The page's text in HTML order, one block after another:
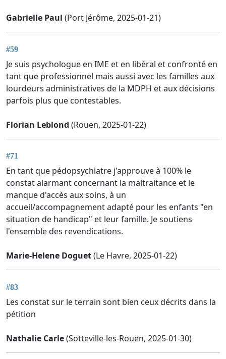
Gabrielle Paul (Port Jérôme, 2025-01-21)
#59
Je suis psychologue en IME et en libéral et confronté en
tant que professionnel mais aussi avec les familles aux
lourdeurs administratives de la MDPH et aux décisions
parfois plus que contestables.
Florian Leblond (Rouen, 2025-01-22)
#71
En tant que pédopsychiatre j'approuve à 100% le
constat alarmant concernant la maltraitance et le
manque d'accès aux soins, à un
accueil/accompagnement adapté pour les enfants "en
situation de handicap" et leur famille. Je soutiens
l'ensemble des revendications.
Marie-Helene Doguet(Le Havre, 2025-01-22)
#83
Les constat sur le terrain sont bien ceux décrits dans la
pétition
Nathalie Carle(Sotteville-les-Rouen, 2025-01-30)